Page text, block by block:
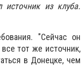
источник из клуба.
"Сейчас он
тот же источник,
в Донецке, чем